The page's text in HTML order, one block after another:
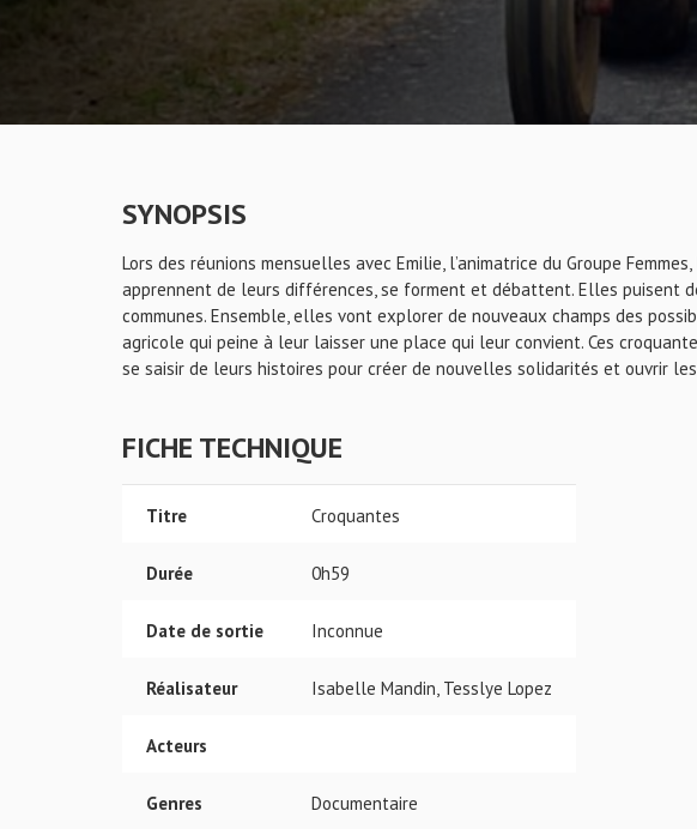
SYNOPSIS
Lors des réunions mensuelles avec Emilie, l’animatrice du Groupe
apprennent de leurs différences, se forment et débattent. Elles puisent
communes. Ensemble, elles vont explorer de nouveaux champs des
agricole qui peine à leur laisser une place qui leur convient. Ces
se saisir de leurs histoires pour créer de nouvelles solidarités et ouvrir les
FICHE TECHNIQUE
Titre Croquantes
Durée 0h59
Date de sortie Inconnue
Réalisateur Isabelle Mandin, Tesslye Lopez
Acteurs
Genres Documentaire